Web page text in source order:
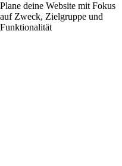
Plane deine Website mit Fokus
auf Zweck, Zielgruppe und
Funktionalität